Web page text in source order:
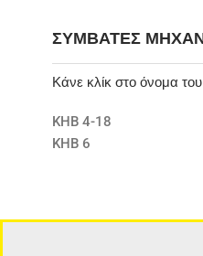
ΣΥΜΒΑΤΈΣ
Κάνε κλίκ στο όνομα
KHB 4-18
KHB 6